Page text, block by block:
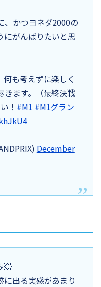
、かつヨネダ2000の
にがんばりたいと思
も考えずに楽しく
きます。（最終決戦
！ #M1 #M1グラン
December
💥
に出る実感があまり